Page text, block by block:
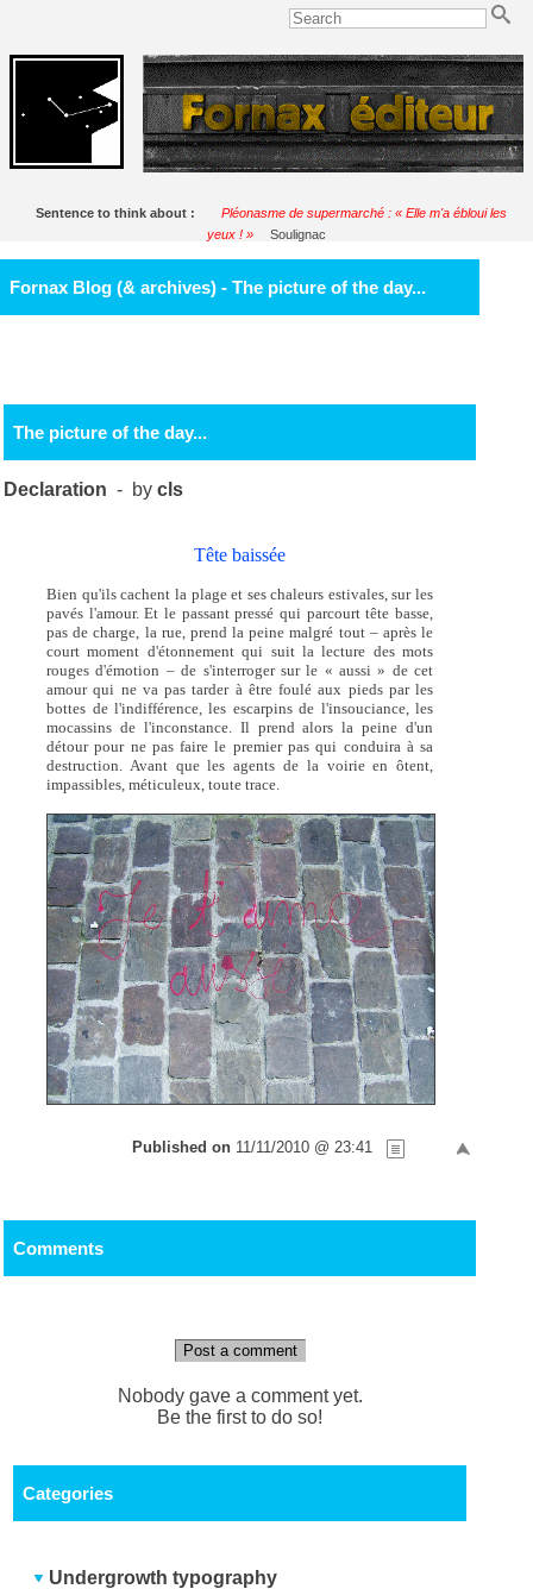
Sentence to think about :
Pléonasme de supermarché : « Elle m'a ébloui les
yeux ! »
Soulignac
Fornax Blog (& archives) - The picture of the day...
The picture of the day...
Declaration - bycls
Tête baissée
Bien qu'ils cachent la plage et ses chaleurs estivales, sur les
pavés l'amour. Et le passant pressé qui parcourt tête basse,
pas de charge, la rue, prend la peine malgré tout – après le
court moment d'étonnement qui suit la lecture des mots
rouges d'émotion – de s'interroger sur le « aussi » de cet
amour qui ne va pas tarder à être foulé aux pieds par les
bottes de l'indifférence, les escarpins de l'insouciance, les
mocassins de l'inconstance. Il prend alors la peine d'un
détour pour ne pas faire le premier pas qui conduira à sa
destruction. Avant que les agents de la voirie en ôtent,
impassibles, méticuleux, toute trace.
Published on 11/11/2010 @ 23:41
Comments
Post a comment
Nobody gave a comment yet.
Be the first to do so!
Categories
Undergrowth typography